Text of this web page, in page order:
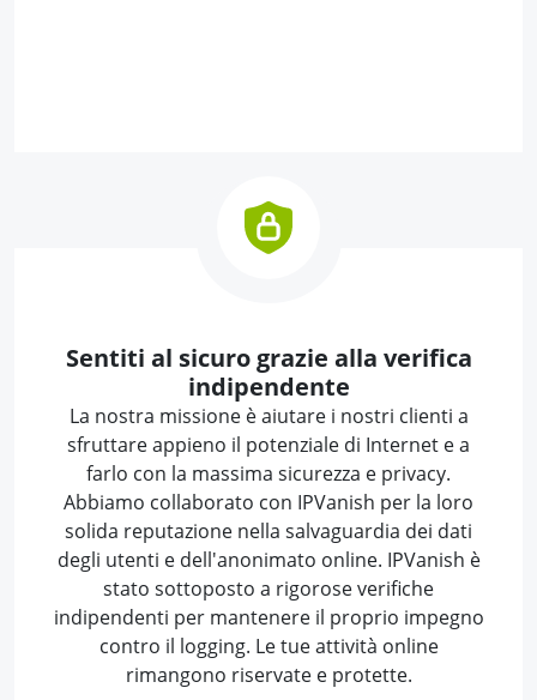
Sentiti al sicuro grazie alla verifica
indipendente
La nostra missione è aiutare i nostri clienti a
sfruttare appieno il potenziale di Internet e a
farlo con la massima sicurezza e privacy.
Abbiamo collaborato con IPVanish per la loro
solida reputazione nella salvaguardia dei dati
degli utenti e dell'anonimato online. IPVanish è
stato sottoposto a rigorose verifiche
indipendenti per mantenere il proprio impegno
contro il logging. Le tue attività online
rimangono riservate e protette.